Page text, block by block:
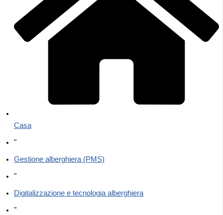
Casa
"
Gestione alberghiera (PMS)
"
Digitalizzazione e tecnologia alberghiera
"